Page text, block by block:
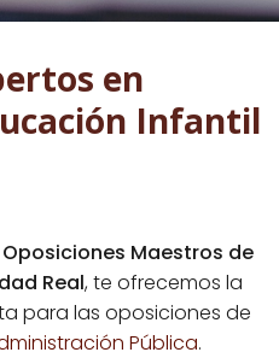
en
Infantil
Maestros de
Real, te ofrecemos la
para las oposiciones de
Pública.